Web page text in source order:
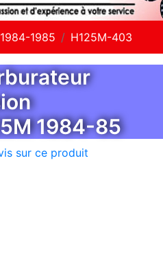
1985 H125M-403
1984-85
sur ce produit